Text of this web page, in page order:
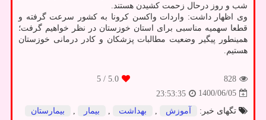
شب و روز درحال زحمت کشیدن هستند.
وی اظهار داشت: واردات واکسن کرونا به کشور سرعت گرفته و
قطعا سهمیه مناسبی برای استان خوزستان در نظر خواهیم گرفت؛
همینطور پیگیر وضعیت مطالبات پزشکان و کادر درمانی خوزستان
هستیم.
828
5.0
/ 5
1400/06/05
23:53:35
تگهای خبر:
آموزش بهداشت بیمار بیمارستان